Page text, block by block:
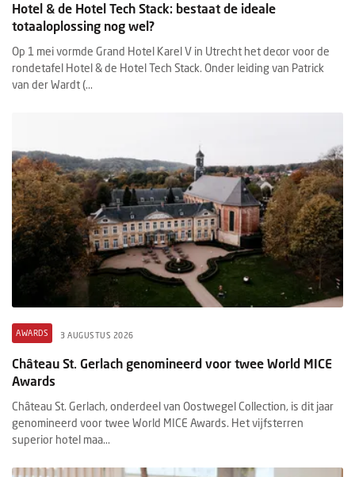
Hotel & de Hotel Tech Stack: bestaat de ideale
totaaloplossing nog wel?
Op 1 mei vormde Grand Hotel Karel V in Utrecht het decor voor de
rondetafel Hotel & de Hotel Tech Stack. Onder leiding van Patrick
van der Wardt (...
AWARDS 3 AUGUSTUS 2026
Château St. Gerlach genomineerd voor twee World MICE
Awards
Château St. Gerlach, onderdeel van Oostwegel Collection, is dit jaar
genomineerd voor twee World MICE Awards. Het vijfsterren
superior hotel maa...